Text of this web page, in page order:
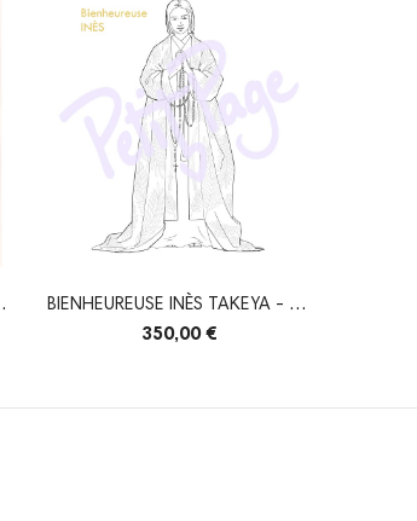
BIENHEUREUSE INÈS TAKEYA - EN
COURS...
350,00 €